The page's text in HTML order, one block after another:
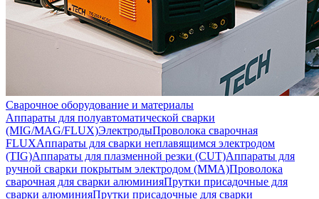
Сварочное оборудование и материалы
Аппараты для полуавтоматической сварки
(MIG/MAG/FLUX)ЭлектродыПроволока сварочная
FLUXАппараты для сварки неплавящимся электродом
(TIG)Аппараты для плазменной резки (CUT)Аппараты для
ручной сварки покрытым электродом (MMA)Проволока
сварочная для сварки алюминияПрутки присадочные для
сварки алюминияПрутки присадочные для сварки